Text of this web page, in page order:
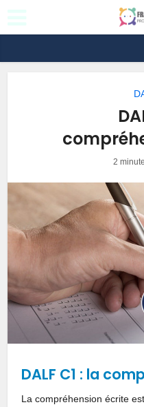
2
DALF C1 : la
La compréhension écrite